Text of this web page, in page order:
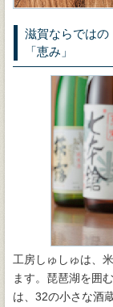
滋賀ならではの
「恵み」
工房しゅしゅは、
ます。琵琶湖を囲
は、32の小さな酒